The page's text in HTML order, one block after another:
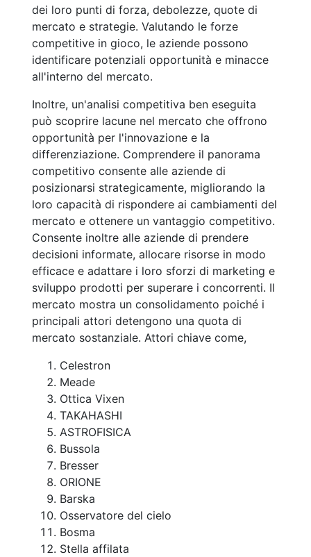
dei loro punti di forza, debolezze, quote di
mercato e strategie. Valutando le forze
competitive in gioco, le aziende possono
identificare potenziali opportunità e minacce
all'interno del mercato.
Inoltre, un'analisi competitiva ben eseguita
può scoprire lacune nel mercato che offrono
opportunità per l'innovazione e la
differenziazione. Comprendere il panorama
competitivo consente alle aziende di
posizionarsi strategicamente, migliorando la
loro capacità di rispondere ai cambiamenti del
mercato e ottenere un vantaggio competitivo.
Consente inoltre alle aziende di prendere
decisioni informate, allocare risorse in modo
efficace e adattare i loro sforzi di marketing e
sviluppo prodotti per superare i concorrenti. Il
mercato mostra un consolidamento poiché i
principali attori detengono una quota di
mercato sostanziale. Attori chiave come,
Celestron
Meade
Ottica Vixen
TAKAHASHI
ASTROFISICA
Bussola
Bresser
ORIONE
Barska
Osservatore del cielo
Bosma
Stella affilata